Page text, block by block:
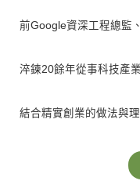
前Google資深工程總監
淬鍊20餘年從事科技產
結合精實創業的做法與
提供實現社會公益最大